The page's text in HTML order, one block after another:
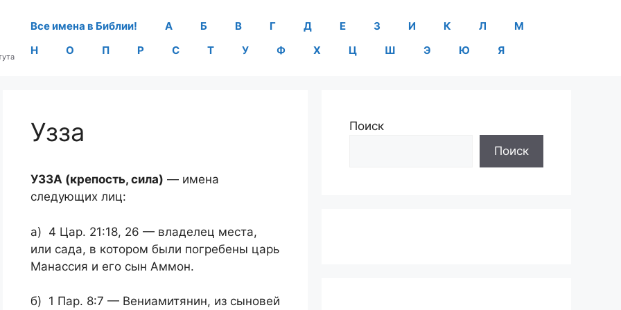
Все имена в Библии! А Б В Г Д Е З И К Л
М
Н
О П Р С Т У Ф Х Ц Ш Э Ю Я
Узза
УЗЗА (крепость, сила) — имена
следующих лиц:
а) 4 Цар. 21:18, 26 — владелец места,
или сада, в котором были погребены царь
Манассия и его сын Аммон.
б) 1 Пар. 8:7 — Вениамитянин, из сыновей
Поиск
Поиск